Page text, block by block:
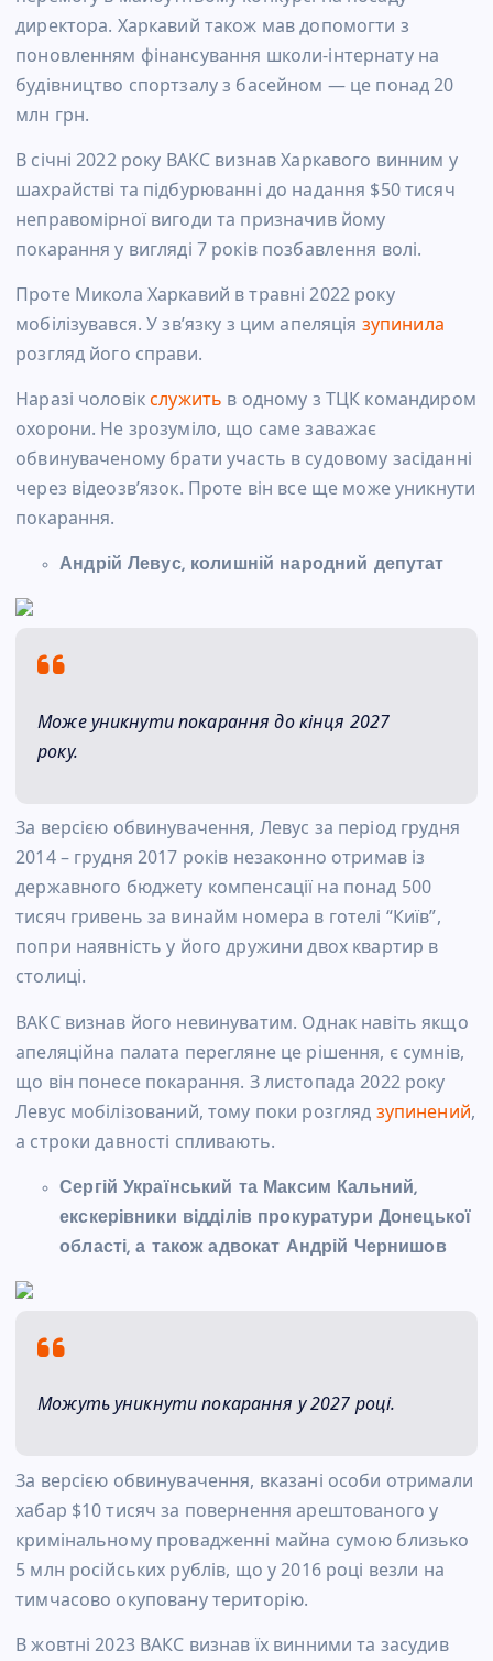
директора. Харкавий також мав допомогти з
поновленням фінансування школи-інтернату на
будівництво спортзалу з басейном — це понад 20
млн грн.
В січні 2022 року ВАКС визнав Харкавого винним у
шахрайстві та підбурюванні до надання $50 тисяч
неправомірної вигоди та призначив йому
покарання у вигляді 7 років позбавлення волі.
Проте Микола Харкавий в травні 2022 року
мобілізувався. У звʼязку з цим апеляція зупинила
розгляд його справи.
Наразі чоловікслужить в одному з ТЦК командиром
охорони. Не зрозуміло, що саме заважає
обвинуваченому брати участь в судовому засіданні
через відеозвʼязок. Проте він все ще може уникнути
покарання.
Андрій Левус, колишній народний депутат
Може уникнути покарання до кінця 2027
року.
За версією обвинувачення, Левус за період грудня
2014 – грудня 2017 років незаконно отримав із
державного бюджету компенсації на понад 500
тисяч гривень за винайм номера в готелі “Київ”,
попри наявність у його дружини двох квартир в
столиці.
ВАКС визнав його невинуватим. Однак навіть якщо
апеляційна палата перегляне це рішення, є сумнів,
що він понесе покарання. З листопада 2022 року
Левус мобілізований, тому поки розгляд зупинений,
а строки давності спливають.
Сергій Український та Максим Кальний,
екскерівники відділів прокуратури Донецької
області, а також адвокат Андрій Чернишов
Можуть уникнути покарання у 2027 році.
За версією обвинувачення, вказані особи отримали
хабар $10 тисяч за повернення арештованого у
кримінальному провадженні майна сумою близько
5 млн російських рублів, що у 2016 році везли на
тимчасово окуповану територію.
В жовтні 2023 ВАКС визнав їх винними та засудив